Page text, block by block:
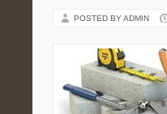
POSTED BY ADMIN